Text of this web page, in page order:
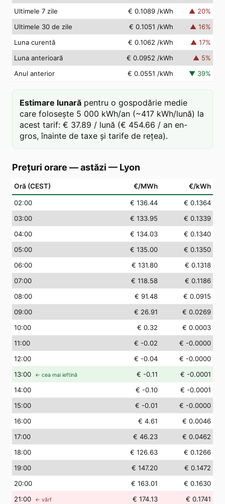
Ultimele 7 zile
€ 0.1089 /kWh ▲ 20%
Ultimele 30 de zile
€ 0.1051 /kWh ▲ 16%
Luna curentă
€ 0.1062 /kWh ▲ 17%
Luna anterioară
€ 0.0952 /kWh ▲ 5%
Anul anterior
€ 0.0551 /kWh ▼ 39%
Estimare lunară pentru o gospodărie medie
care folosește 5 000 kWh/an (~417 kWh/lună) la
acest tarif: € 37.89 / lună (€ 454.66 / an en-
gros, înainte de taxe și tarife de rețea).
Prețuri orare — astăzi — Lyon
Oră (CEST) €/MWh €/kWh
02:00 € 136.44
€ 0.1364
03:00 € 133.95
€ 0.1339
04:00 € 134.03
€ 0.1340
05:00 € 135.00
€ 0.1350
06:00 € 131.80
€ 0.1318
07:00 € 118.58
€ 0.1186
08:00 € 91.48
€ 0.0915
09:00 € 26.91
€ 0.0269
10:00 € 0.32
€ 0.0003
11:00 € -0.02
€ -0.0000
12:00 € -0.04
€ -0.0000
13:00 ← cea mai ieftină € -0.11
€ -0.0001
14:00 € -0.10
€ -0.0001
15:00 € -0.01
€ -0.0000
16:00 € 4.61
€ 0.0046
17:00 € 46.23
€ 0.0462
18:00 € 126.63
€ 0.1266
19:00 € 147.20
€ 0.1472
20:00 € 163.01
€ 0.1630
21:00 ← vârf € 174.13
€ 0.1741